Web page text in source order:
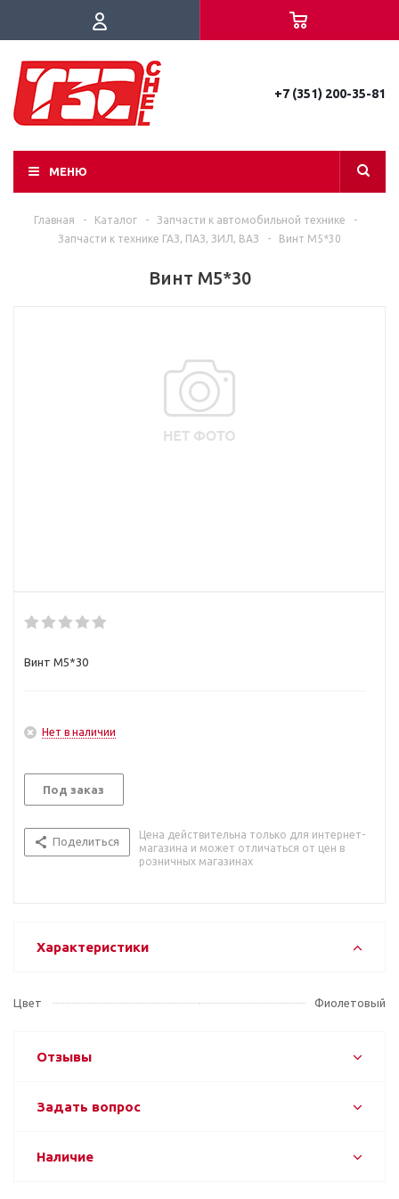
+7 (351) 200-35-81
МЕНЮ
Главная - Каталог - Запчасти к автомобильной технике
-
Запчасти к технике ГАЗ, ПАЗ, ЗИЛ, ВАЗ
- Винт М5*30
Винт М5*30
Винт М5*30
Нет в наличии
Под заказ
Поделиться
Цена действительна только для интернет-
магазина и может отличаться от цен в
розничных магазинах
Характеристики
Цвет Фиолетовый
Отзывы
Задать вопрос
Наличие